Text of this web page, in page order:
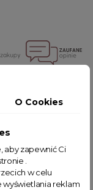
z futerkiem
O Cookies
aby zapewnić Ci
.
w celu
wyświetlania reklam